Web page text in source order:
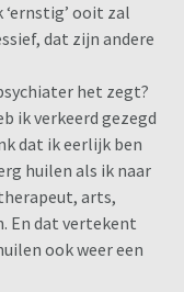
ooit zal
dat zijn andere
het zegt?
ik verkeerd gezegd
dat ik eerlijk ben
huilen als ik naar
arts,
En dat vertekent
ook weer een